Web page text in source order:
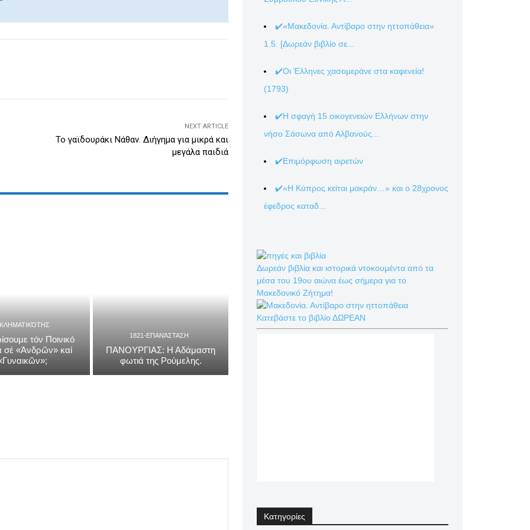
k
Viber
NEXT ARTICLE
Το γαϊδουράκι Νάθαν. Διήγημα για μικρά και
μεγάλα παιδιά
τόν Ποινικό
σέ «Ἀνδρῶν» καί
1821-ΕΠΑΝΆΣΤΑΣΗ
ΠΑΝΟΥΡΓΙΑΣ: Η Αδάμαστη
φωτιά της Ρούμελης.
✔️«Μακεδονία. Αντίβαρο στην ηττοπάθεια»
1.5. [Δωρεάν βιβλίο σε...
✔️Οι Έλληνες χασομεράνε στα καφενεία!
(1793)
✔️Η σφαγή 15 οικογενειών Ελλήνων στην
νήσο Σάσωνα από Αλβανούς...
✔️Επιμόρφωση αιρετών
✔️«Η Κύπρος κείται μακράν…» και ο 28χρονος
έφεδρος καταδ...
Δωρεάν βιβλία και ιστορικά ντοκουμέντα από τα
μέσα του 19ου αιώνα έως σήμερα για το
Μακεδονικό Ζήτημα!
Κατεβάστε το βιβλίο ΔΩΡΕΑΝ
Κατηγορίες